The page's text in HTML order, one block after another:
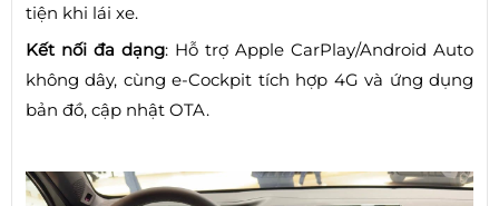
tiện khi lái xe.
Kết nối đa dạng: Hỗ trợ Apple CarPlay/Android Auto
không dây, cùng e‑Cockpit tích hợp 4G và ứng dụng
bản đồ, cập nhật OTA.